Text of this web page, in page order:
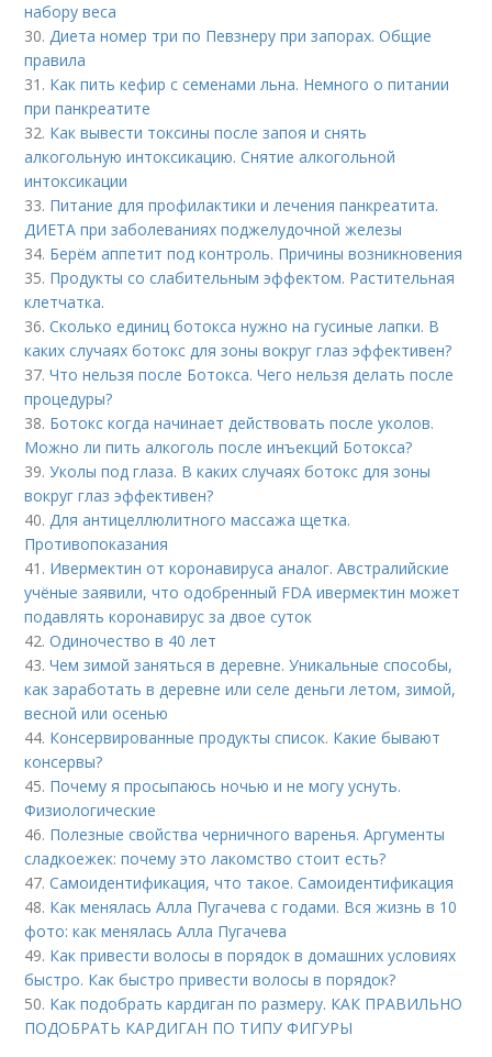
набору веса
30.Диета номер три по Певзнеру при запорах. Общие
правила
31. Как пить кефир с семенами льна. Немного о питании
при панкреатите
32. Как вывести токсины после запоя и снять
алкогольную интоксикацию. Снятие алкогольной
интоксикации
33. Питание для профилактики и лечения панкреатита.
ДИЕТА при заболеваниях поджелудочной железы
34. Берём аппетит под контроль. Причины возникновения
35. Продукты со слабительным эффектом. Растительная
клетчатка.
36.Сколько единиц ботокса нужно на гусиные лапки. В
каких случаях ботокс для зоны вокруг глаз эффективен?
37.Что нельзя после Ботокса. Чего нельзя делать после
процедуры?
38. Ботокс когда начинает действовать после уколов.
Можно ли пить алкоголь после инъекций Ботокса?
39.Уколы под глаза. В каких случаях ботокс для зоны
вокруг глаз эффективен?
40.Для антицеллюлитного массажа щетка.
Противопоказания
41. Ивермектин от коронавируса аналог. Австралийские
учёные заявили, что одобренный FDA ивермектин может
подавлять коронавирус за двое суток
42.Одиночество в 40 лет
43.Чем зимой заняться в деревне. Уникальные способы,
как заработать в деревне или селе деньги летом, зимой,
весной или осенью
44. Консервированные продукты список. Какие бывают
консервы?
45. Почему я просыпаюсь ночью и не могу уснуть.
Физиологические
46. Полезные свойства черничного варенья. Аргументы
сладкоежек: почему это лакомство стоит есть?
47.Самоидентификация, что такое. Самоидентификация
48. Как менялась Алла Пугачева с годами. Вся жизнь в 10
фото: как менялась Алла Пугачева
49. Как привести волосы в порядок в домашних условиях
быстро. Как быстро привести волосы в порядок?
50. Как подобрать кардиган по размеру. КАК ПРАВИЛЬНО
ПОДОБРАТЬ КАРДИГАН ПО ТИПУ ФИГУРЫ